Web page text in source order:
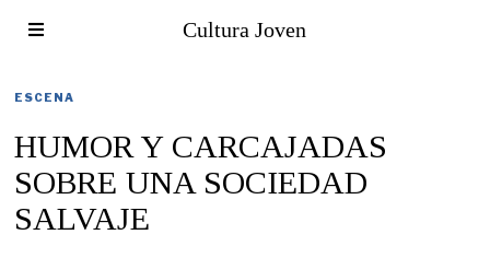
Cultura Joven
ESCENA
HUMOR Y CARCAJADAS
SOBRE UNA SOCIEDAD
SALVAJE